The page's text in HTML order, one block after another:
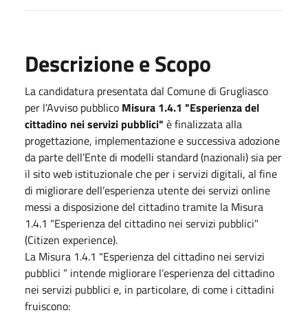
Descrizione e Scopo
La candidatura presentata dal Comune di Grugliasco
per l'Avviso pubblico Misura 1.4.1 "Esperienza del
cittadino nei servizi pubblici" è finalizzata alla
progettazione, implementazione e successiva adozione
da parte dell’Ente di modelli standard (nazionali) sia per
il sito web istituzionale che per i servizi digitali, al fine
di migliorare dell’esperienza utente dei servizi online
messi a disposizione del cittadino tramite la Misura
1.4.1 "Esperienza del cittadino nei servizi pubblici"
(Citizen experience).
La Misura 1.4.1 "Esperienza del cittadino nei servizi
pubblici ” intende migliorare l’esperienza del cittadino
nei servizi pubblici e, in particolare, di come i cittadini
fruiscono: